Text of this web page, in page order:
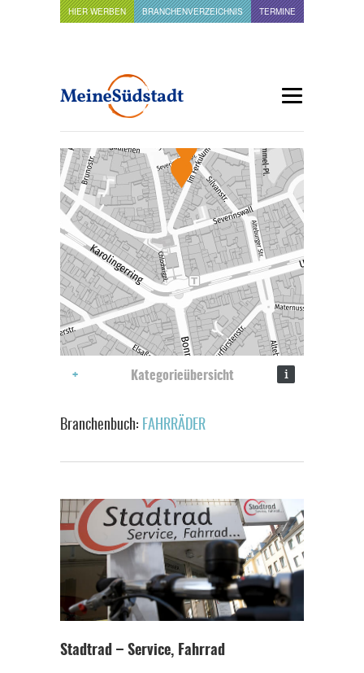
HIER WERBEN BRANCHENVERZEICHNIS TERMINE
i
Kategorieübersicht
Branchenbuch: FAHRRÄDER
Stadtrad – Service, Fahrrad